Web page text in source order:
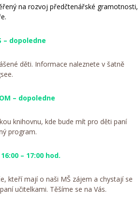
na rozvoj předčtenářské gramotnosti,
– dopoledne
děti. Informace naleznete v šatně
– dopoledne
knihovnu, kde bude mít pro děti paní
program.
– 17:00 hod.
kteří mají o naši MŠ zájem a chystají se
učitelkami. Těšíme se na Vás.